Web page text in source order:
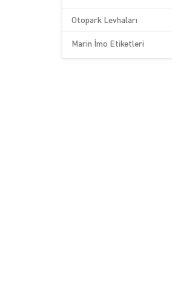
Otopark Levhaları
Marin İmo Etiketleri